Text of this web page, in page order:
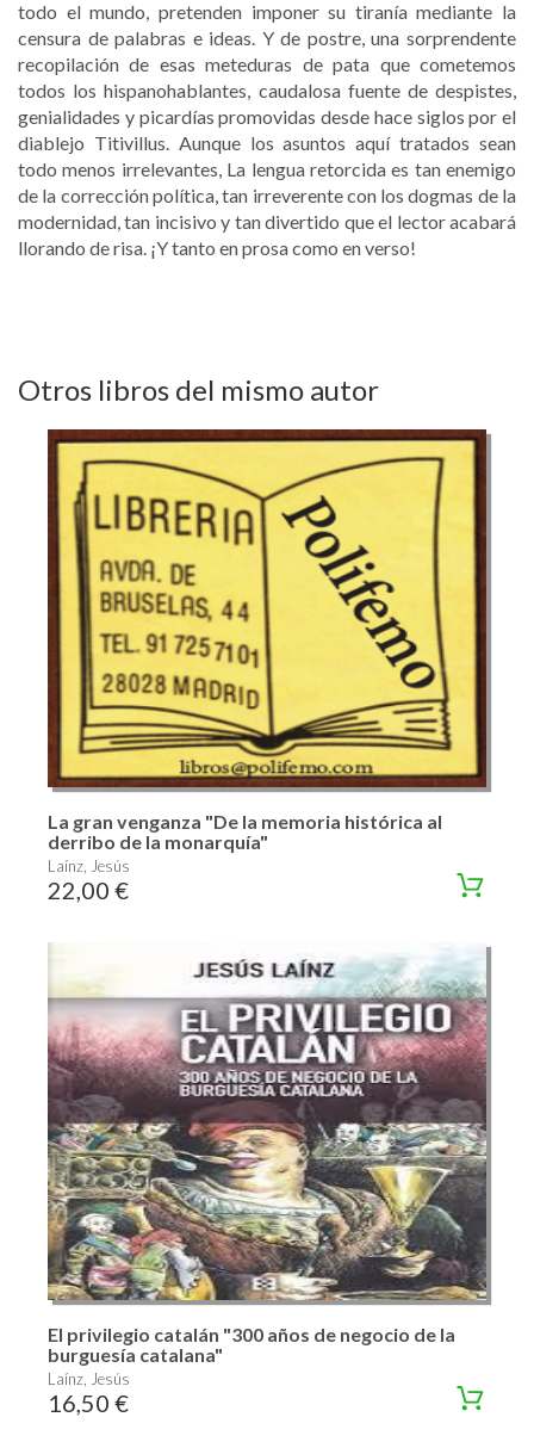
todo el mundo, pretenden imponer su tiranía mediante la
censura de palabras e ideas. Y de postre, una sorprendente
recopilación de esas meteduras de pata que cometemos
todos los hispanohablantes, caudalosa fuente de despistes,
genialidades y picardías promovidas desde hace siglos por el
diablejo Titivillus. Aunque los asuntos aquí tratados sean
todo menos irrelevantes, La lengua retorcida es tan enemigo
de la corrección política, tan irreverente con los dogmas de la
modernidad, tan incisivo y tan divertido que el lector acabará
llorando de risa. ¡Y tanto en prosa como en verso!
Otros libros del mismo autor
La gran venganza "De la memoria histórica al
derribo de la monarquía"
Laínz, Jesús
22,00 €
El privilegio catalán "300 años de negocio de la
burguesía catalana"
Laínz, Jesús
16,50 €